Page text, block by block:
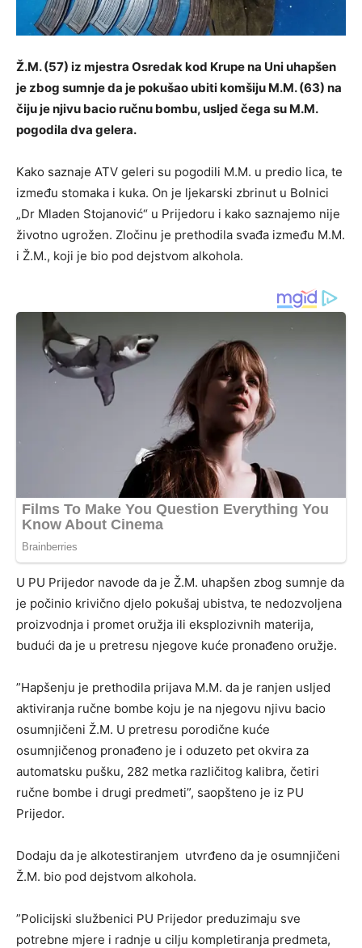
Ž.M. (57) iz mjestra Osredak kod Krupe na Uni uhapšen
je zbog sumnje da je pokušao ubiti komšiju M.M. (63) na
čiju je njivu bacio ručnu bombu, usljed čega su M.M.
pogodila dva gelera.
Kako saznaje ATV geleri su pogodili M.M. u predio lica, te
između stomaka i kuka. On je ljekarski zbrinut u Bolnici
„Dr Mladen Stojanović“ u Prijedoru i kako saznajemo nije
životno ugrožen. Zločinu je prethodila svađa između M.M.
i Ž.M., koji je bio pod dejstvom alkohola.
U PU Prijedor navode da je Ž.M. uhapšen zbog sumnje da
je počinio krivično djelo pokušaj ubistva, te nedozvoljena
proizvodnja i promet oružja ili eksplozivnih materija,
budući da je u pretresu njegove kuće pronađeno oružje.
”Hapšenju je prethodila prijava M.M. da je ranjen usljed
aktiviranja ručne bombe koju je na njegovu njivu bacio
osumnjičeni Ž.M. U pretresu porodične kuće
osumnjičenog pronađeno je i oduzeto pet okvira za
automatsku pušku, 282 metka različitog kalibra, četiri
ručne bombe i drugi predmeti”, saopšteno je iz PU
Prijedor.
Dodaju da je alkotestiranjem utvrđeno da je osumnjičeni
Ž.M. bio pod dejstvom alkohola.
”Policijski službenici PU Prijedor preduzimaju sve
potrebne mjere i radnje u cilju kompletiranja predmeta,